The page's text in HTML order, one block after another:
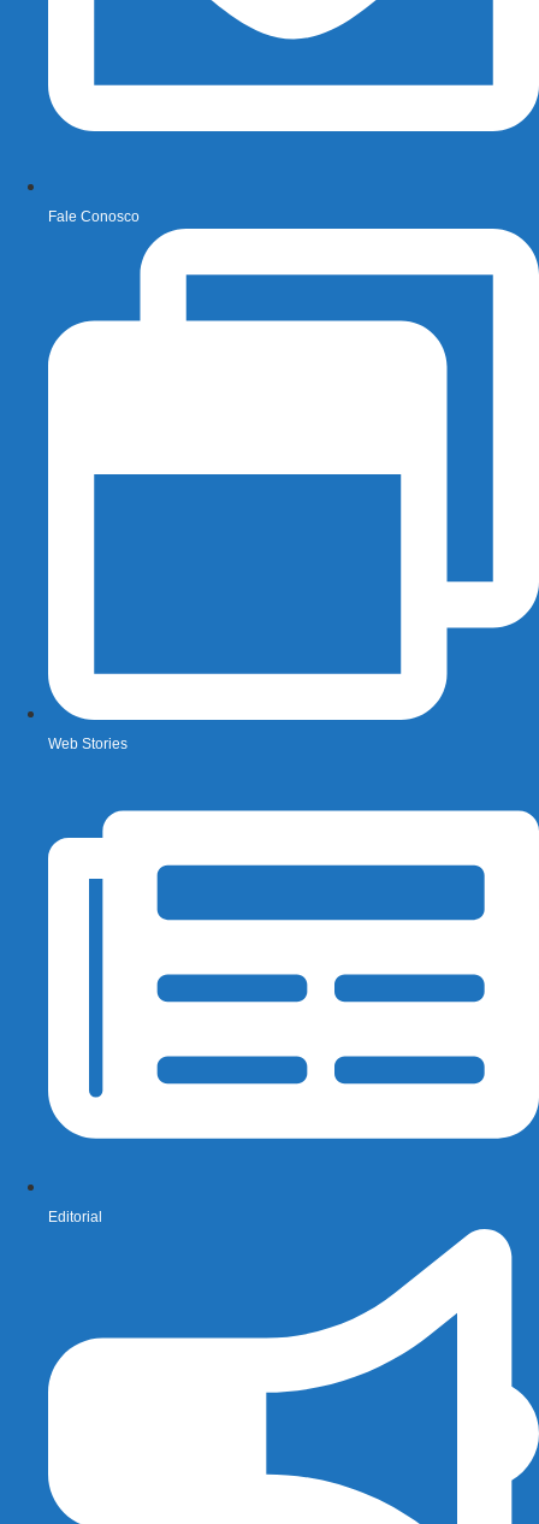
Fale Conosco
Web Stories
Editorial